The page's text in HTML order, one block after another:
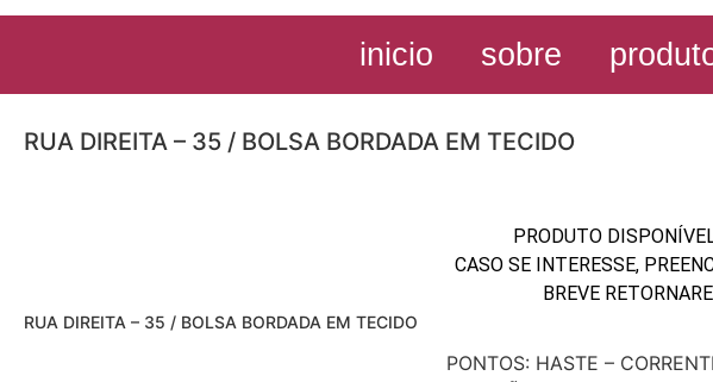
inicio sobre
RUA DIREITA – 35 / BOLSA BORDADA EM TECIDO
RUA DIREITA – 35 / BOLSA BORDADA EM TECIDO
PRODUTO
CASO SE INTERESSE,
BREVE
PONTOS: HASTE –